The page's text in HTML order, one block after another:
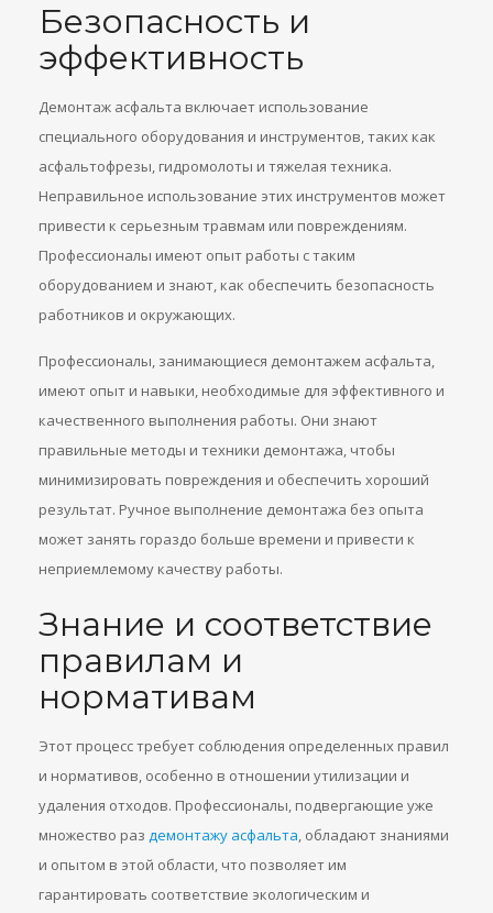
Безопасность и
эффективность
Демонтаж асфальта включает использование
специального оборудования и инструментов, таких как
асфальтофрезы, гидромолоты и тяжелая техника.
Неправильное использование этих инструментов может
привести к серьезным травмам или повреждениям.
Профессионалы имеют опыт работы с таким
оборудованием и знают, как обеспечить безопасность
работников и окружающих.
Профессионалы, занимающиеся демонтажем асфальта,
имеют опыт и навыки, необходимые для эффективного и
качественного выполнения работы. Они знают
правильные методы и техники демонтажа, чтобы
минимизировать повреждения и обеспечить хороший
результат. Ручное выполнение демонтажа без опыта
может занять гораздо больше времени и привести к
неприемлемому качеству работы.
Знание и соответствие
правилам и
нормативам
Этот процесс требует соблюдения определенных правил
и нормативов, особенно в отношении утилизации и
удаления отходов. Профессионалы, подвергающие уже
множество раз демонтажу асфальта, обладают знаниями
и опытом в этой области, что позволяет им
гарантировать соответствие экологическим и